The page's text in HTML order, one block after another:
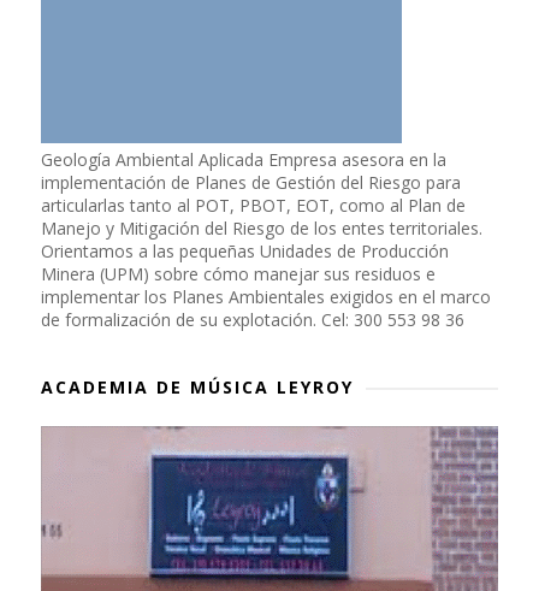
Geología Ambiental Aplicada Empresa asesora en la
implementación de Planes de Gestión del Riesgo para
articularlas tanto al POT, PBOT, EOT, como al Plan de
Manejo y Mitigación del Riesgo de los entes territoriales.
Orientamos a las pequeñas Unidades de Producción
Minera (UPM) sobre cómo manejar sus residuos e
implementar los Planes Ambientales exigidos en el marco
de formalización de su explotación. Cel: 300 553 98 36
ACADEMIA DE MÚSICA LEYROY